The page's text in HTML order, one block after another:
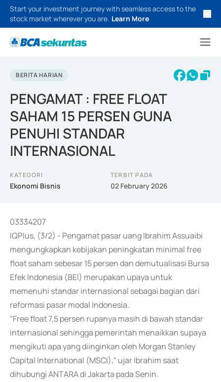
Start your investment journey with seamless access to the
stock market wherever you are. Learn More
BERITA HARIAN
PENGAMAT : FREE FLOAT
SAHAM 15 PERSEN GUNA
PENUHI STANDAR
INTERNASIONAL
KATEGORI
Ekonomi Bisnis
TERBIT PADA
02 February 2026
03334207
IQPlus, (3/2) - Pengamat pasar uang Ibrahim Assuaibi
mengungkapkan kebijakan peningkatan minimal free
float saham sebesar 15 persen dan demutualisasi Bursa
Efek Indonesia (BEI) merupakan upaya untuk
memenuhi standar internasional sebagai bagian dari
reformasi pasar modal Indonesia.
"Free float 7,5 persen rupanya masih di bawah standar
internasional sehingga pemerintah menaikkan supaya
mengikuti apa yang diinginkan oleh Morgan Stanley
Capital International (MSCI)," ujar Ibrahim saat
dihubungi ANTARA di Jakarta pada Senin.